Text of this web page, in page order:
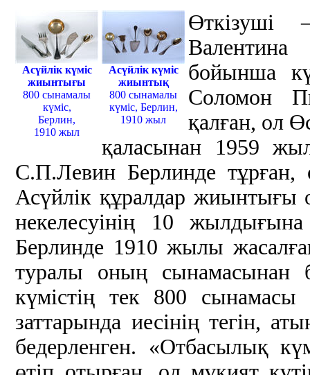
Асүйлік күміс
жиынтығы
800 сынамалы
күміс,
Берлин,
1910 жыл
Асүйлік күміс
жиынтық
800 сынамалы
күміс, Берлин,
1910 жыл
Өткізуші
бойынша
Соломон
қалған, ол
қаласынан 1959
С.П.Левин Берлинде тұрған,
Асүйлік құралдар жиынтығы
некелесуінің 10
Берлинде 1910 жылы
туралы оның сынамасынан
күмістің тек 800
заттарында иесінің тегін,
бедерленген. «Отбасылық